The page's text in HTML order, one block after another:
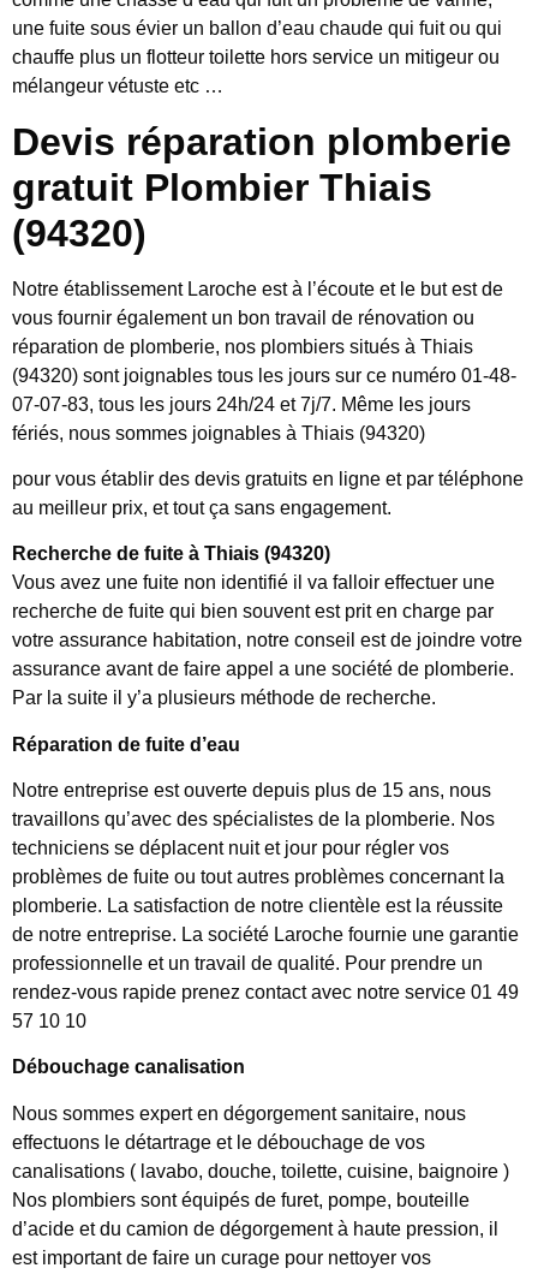
une fuite sous évier un ballon d’eau chaude qui fuit ou qui
chauffe plus un flotteur toilette hors service un mitigeur ou
mélangeur vétuste etc …
Devis réparation plomberie
gratuit Plombier Thiais
(94320)
Notre établissement Laroche est à l’écoute et le but est de
vous fournir également un bon travail de rénovation ou
réparation de plomberie, nos plombiers situés à Thiais
(94320) sont joignables tous les jours sur ce numéro 01-48-
07-07-83, tous les jours 24h/24 et 7j/7. Même les jours
fériés, nous sommes joignables à Thiais (94320)
pour vous établir des devis gratuits en ligne et par téléphone
au meilleur prix, et tout ça sans engagement.
Recherche de fuite à Thiais (94320)
Vous avez une fuite non identifié il va falloir effectuer une
recherche de fuite qui bien souvent est prit en charge par
votre assurance habitation, notre conseil est de joindre votre
assurance avant de faire appel a une société de plomberie.
Par la suite il y’a plusieurs méthode de recherche.
Réparation de fuite d’eau
Notre entreprise est ouverte depuis plus de 15 ans, nous
travaillons qu’avec des spécialistes de la plomberie. Nos
techniciens se déplacent nuit et jour pour régler vos
problèmes de fuite ou tout autres problèmes concernant la
plomberie. La satisfaction de notre clientèle est la réussite
de notre entreprise. La société Laroche fournie une garantie
professionnelle et un travail de qualité. Pour prendre un
rendez-vous rapide prenez contact avec notre service 01 49
57 10 10
Débouchage canalisation
Nous sommes expert en dégorgement sanitaire, nous
effectuons le détartrage et le débouchage de vos
canalisations ( lavabo, douche, toilette, cuisine, baignoire )
Nos plombiers sont équipés de furet, pompe, bouteille
d’acide et du camion de dégorgement à haute pression, il
est important de faire un curage pour nettoyer vos